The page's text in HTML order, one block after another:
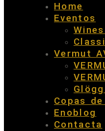
Home
Eventos
Vermut
Copas
Enoblog
Contacta